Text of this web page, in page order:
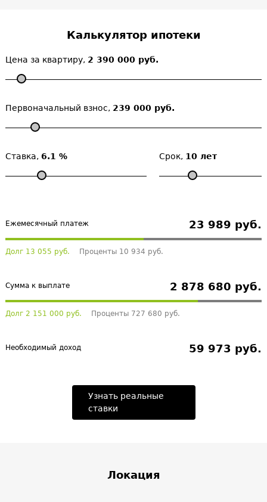
Калькулятор ипотеки
Цена за квартиру, 2 390 000 руб.
Первоначальный взнос, 239 000 руб.
Ставка, 6.1 % Срок, 10 лет
Ежемесячный платеж 23 989 руб.
Долг 13 055 руб. Проценты 10 934 руб.
Сумма к выплате 2 878 680 руб.
Долг 2 151 000 руб. Проценты 727 680 руб.
Необходимый доход 59 973 руб.
Узнать реальные
ставки
Локация